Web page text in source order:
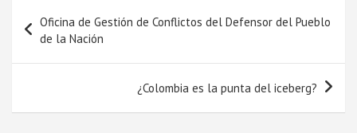
de
entradas
Oficina de Gestión de Conflictos del Defensor del Pueblo
de la Nación
¿Colombia es la punta del iceberg?